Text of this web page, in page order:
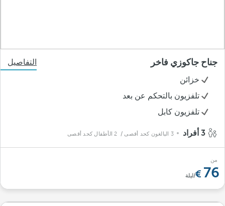
جناح جاكوزي فاخر
التفاصيل
خزائن
تلفزيون بالتحكم عن بعد
تلفزيون كابل
3 البالغون كحد أقصى / 2 الأطفال كحد أقصى
من
76 /ليلة